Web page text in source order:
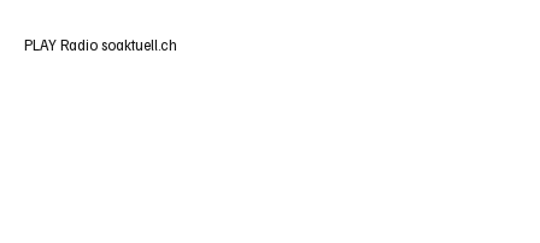
PLAY Radio soaktuell.ch